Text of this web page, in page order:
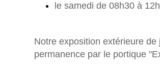
le samedi de 08h30 à
Notre exposition extérieure
permanence par le portique